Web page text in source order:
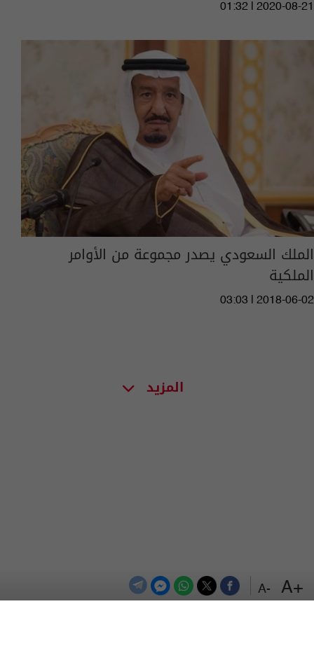
+A
-A
01:32 | 2020-08-21
الملك السعودي يصدر مجموعة من الأوامر
الملكية
03:03 | 2018-06-02
المزيد